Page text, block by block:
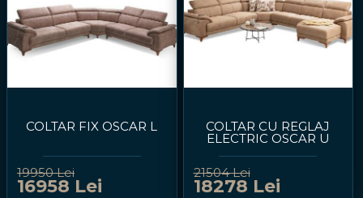
COLTAR FIX OSCAR L
19950 Lei
16958 Lei
COLTAR CU REGLAJ
ELECTRIC OSCAR U
21504 Lei
18278 Lei